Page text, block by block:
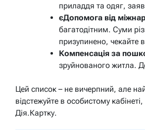
приладдя та одяг,
єДопомога від
багатодітним. Суми
призупинено, чекайте
Компенсація за
зруйнованого житла.
Цей список – не вичерпний, але
відстежуйте в особистому
Дія.Картку.